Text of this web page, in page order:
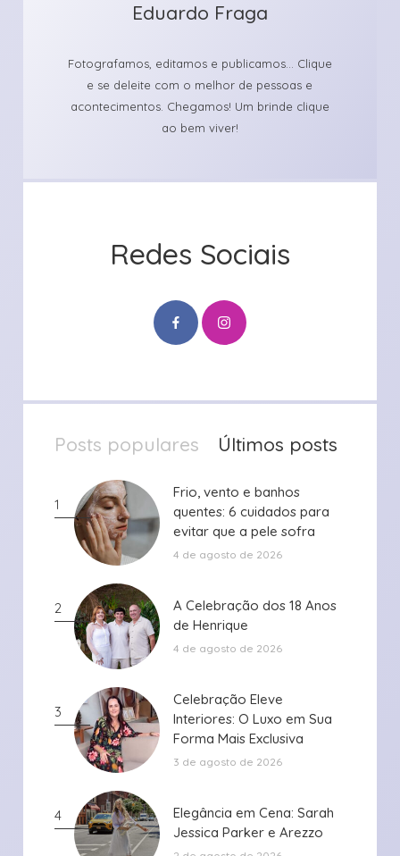
Eduardo Fraga
Fotografamos, editamos e publicamos... Clique
e se deleite com o melhor de pessoas e
acontecimentos. Chegamos! Um brinde clique
ao bem viver!
Redes Sociais
Posts populares Últimos posts
1
Frio, vento e banhos
quentes: 6 cuidados para
evitar que a pele sofra
durante ...
Frio, vento e banhos
quentes: 6 cuidados para
evitar que a pele sofra
durante ...
4 de agosto de 2026
2
A Celebração dos 18 Anos
de Henrique
A Celebração dos 18 Anos
de Henrique
4 de agosto de 2026
3
Celebração Eleve
Interiores: O Luxo em Sua
Forma Mais Exclusiva
Celebração Eleve
Interiores: O Luxo em Sua
Forma Mais Exclusiva
3 de agosto de 2026
4
Elegância em Cena: Sarah
Jessica Parker e Arezzo
Elegância em Cena: Sarah
Jessica Parker e Arezzo